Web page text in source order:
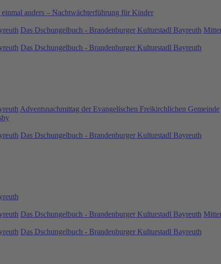
einmal anders – Nachtwächterführung für Kinder
Das Dschungelbuch - Brandenburger Kulturstadl Bayreuth
Das Dschungelbuch - Brandenburger Kulturstadl Bayreuth
Adventsnachmittag der Evangelischen Freikirchlichen Gemeinde
Das Dschungelbuch - Brandenburger Kulturstadl Bayreuth
Das Dschungelbuch - Brandenburger Kulturstadl Bayreuth
Das Dschungelbuch - Brandenburger Kulturstadl Bayreuth